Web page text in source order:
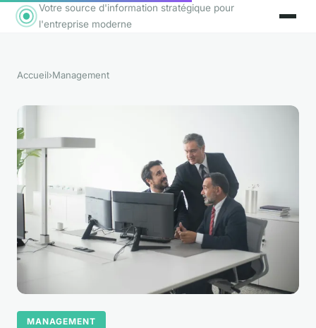
Votre source d'information stratégique pour
l'entreprise moderne
Accueil›Management
MANAGEMENT